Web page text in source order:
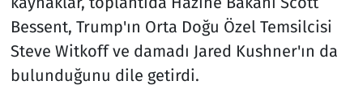
Bessent, Trump'ın Orta Doğu Özel Temsilcisi
Steve Witkoff ve damadı Jared Kushner'ın da
bulunduğunu dile getirdi.